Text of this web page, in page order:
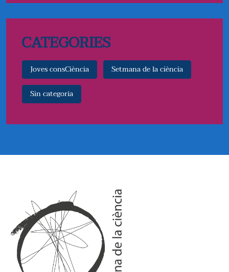
CATEGORIES
Joves consCiència Setmana de la ciència
Sin categoría